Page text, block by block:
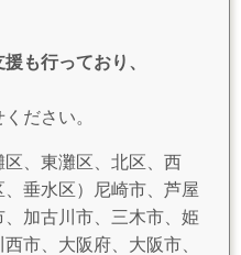
も行っており、
ださい。
区、東灘区、北区、西
垂水区）尼崎市、芦屋
加古川市、三木市、姫
市、大阪府、大阪市、